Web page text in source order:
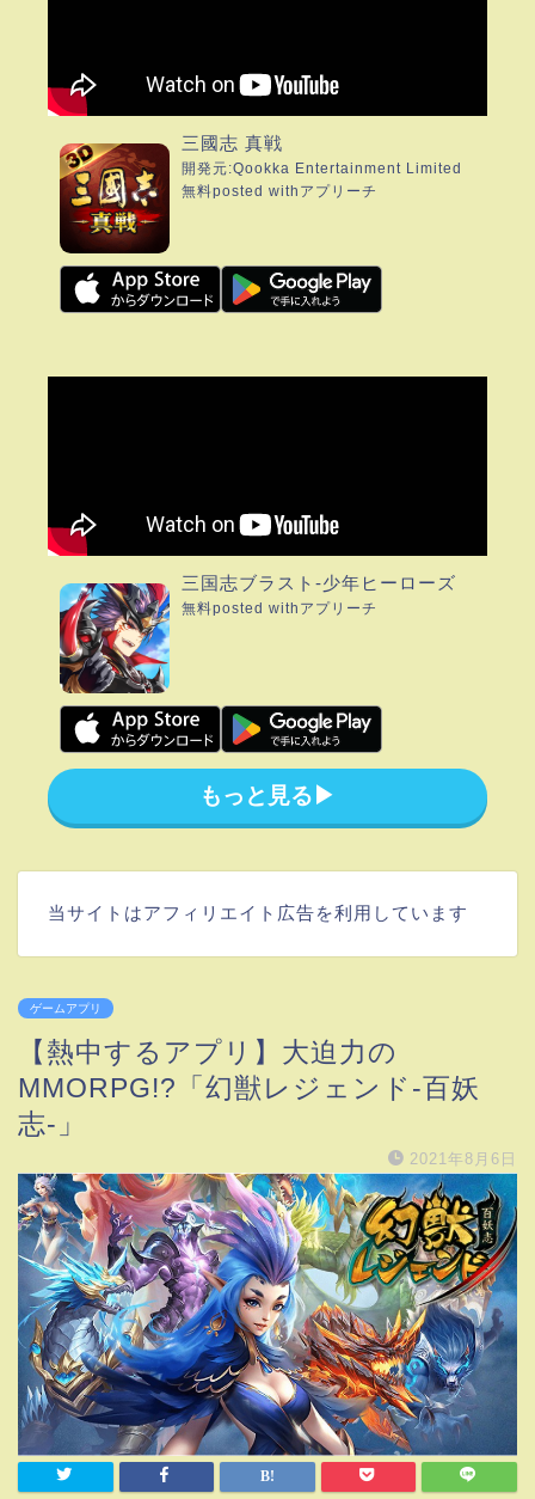
三國志 真戦
開発元:Qookka Entertainment Limited
無料posted with アプリーチ
三国志ブラスト-少年ヒーローズ
無料posted with アプリーチ
もっと見る▶︎
当サイトはアフィリエイト広告を利用しています
ゲームアプリ
【熱中するアプリ】大迫力の
MMORPG!?「幻獣レジェンド-百妖
志-」
2021年8月6日